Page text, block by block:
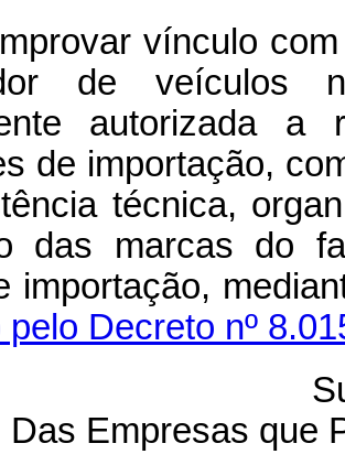
vínculo
de veículos
autorizada a
de importação,
técnica,
das marcas do
importação,
Decreto nº
Das Empresas que